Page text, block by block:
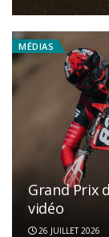
MÉDIAS
Grand Prix
vidéo
26 JUILLET 2026